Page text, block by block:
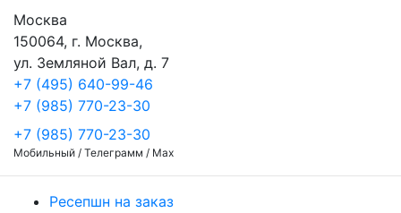
Москва
150064, г. Москва,
ул. Земляной Вал, д. 7
+7 (495) 640-99-46
+7 (985) 770-23-30
+7 (985) 770-23-30
Мобильный / Телеграмм / Max
Ресепшн на заказ